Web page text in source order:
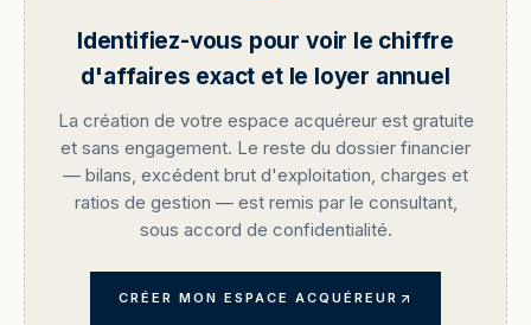
Identifiez-vous pour voir le chiffre
d'affaires exact et le loyer annuel
La création de votre espace acquéreur est gratuite
et sans engagement. Le reste du dossier financier
— bilans, excédent brut d'exploitation, charges et
ratios de gestion — est remis par le consultant,
sous accord de confidentialité.
CRÉER MON ESPACE ACQUÉREUR